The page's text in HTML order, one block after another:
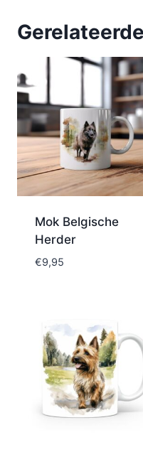
Mok Belgische
Herder
€9,95